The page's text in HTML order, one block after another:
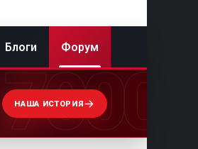
Блоги Форум
7000
НАША ИСТОРИЯ